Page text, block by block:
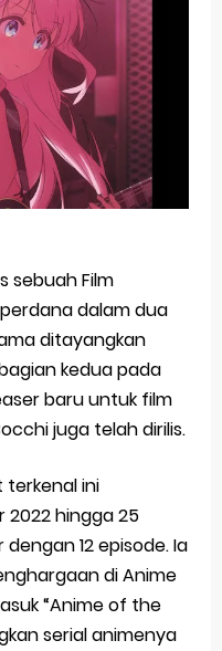
RISE Gets Anime
3 New Visual
New Visual and Trailer
Netflix Feature Anime
Monday, 10 August
sebuah Film
dalam dua
ditayangkan
kedua pada
baru untuk film
juga telah dirilis.
terkenal ini
2022 hingga 25
12 episode. Ia
di Anime
“Anime of the
serial animenya